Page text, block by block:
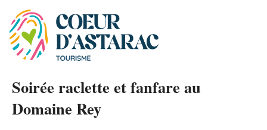
Panneau de gestion des cookies
Soirée raclette et fanfare au
Domaine Rey